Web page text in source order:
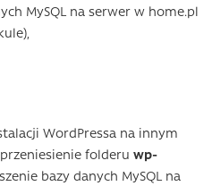
MySQL na serwer w home.pl
WordPressa na innym
folderu wp-
bazy danych MySQL na